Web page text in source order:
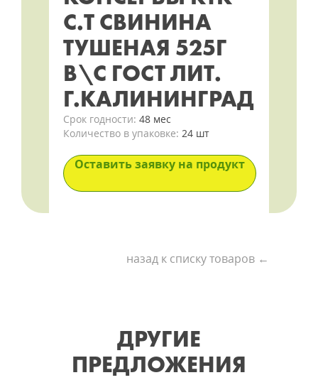
С.Т СВИНИНА
ТУШЕНАЯ 525Г
В\С ГОСТ ЛИТ.
Г.КАЛИНИНГРАД
Срок годности: 48 мес
Количество в упаковке: 24 шт
Оставить заявку на продукт
назад к списку товаров ←
ДРУГИЕ
ПРЕДЛОЖЕНИЯ